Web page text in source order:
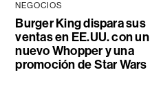
NEGOCIOS
Burger King dispara sus
ventas en EE.UU. con un
nuevo Whopper y una
promoción de Star Wars